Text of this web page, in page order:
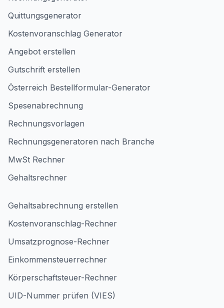
Quittungsgenerator
Kostenvoranschlag Generator
Angebot erstellen
Gutschrift erstellen
Österreich Bestellformular-Generator
Spesenabrechnung
Rechnungsvorlagen
Rechnungsgeneratoren nach Branche
MwSt Rechner
Gehaltsrechner
Gehaltsabrechnung erstellen
Kostenvoranschlag-Rechner
Umsatzprognose-Rechner
Einkommensteuerrechner
Körperschaftsteuer-Rechner
UID-Nummer prüfen (VIES)